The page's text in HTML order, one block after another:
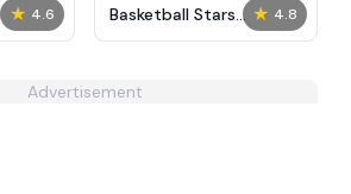
★ 4.6 ★ 4.8
Basketball Stars
Unblocked
Advertisement